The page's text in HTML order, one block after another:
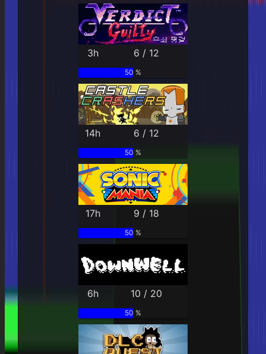
3h 6 / 12
50 %
14h 6 / 12
50 %
17h 9 / 18
50 %
6h 10 / 20
50 %